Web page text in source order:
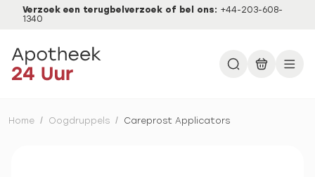
Verzoek een terugbelverzoek of bel ons: +44-203-608-
1340
Home / Oogdruppels / Careprost Applicators